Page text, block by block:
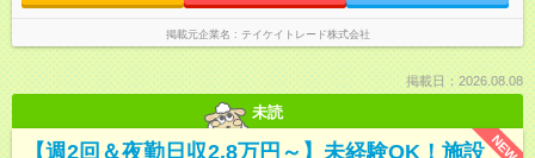
掲載元企業名 テイケイトレード株式会社
掲載日：2026.08.08
未読
NEW
【週2回＆夜勤日収2.8万円～】未経験OK！施設